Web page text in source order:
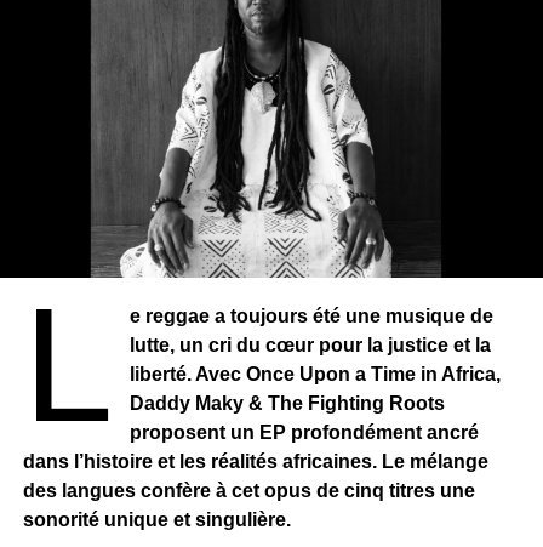
L
e reggae a toujours été une musique de
lutte, un cri du cœur pour la justice et la
liberté. Avec Once Upon a Time in Africa,
Daddy Maky & The Fighting Roots
proposent un EP profondément ancré
dans l’histoire et les réalités africaines. Le mélange
des langues confère à cet opus de cinq titres une
sonorité unique et singulière.